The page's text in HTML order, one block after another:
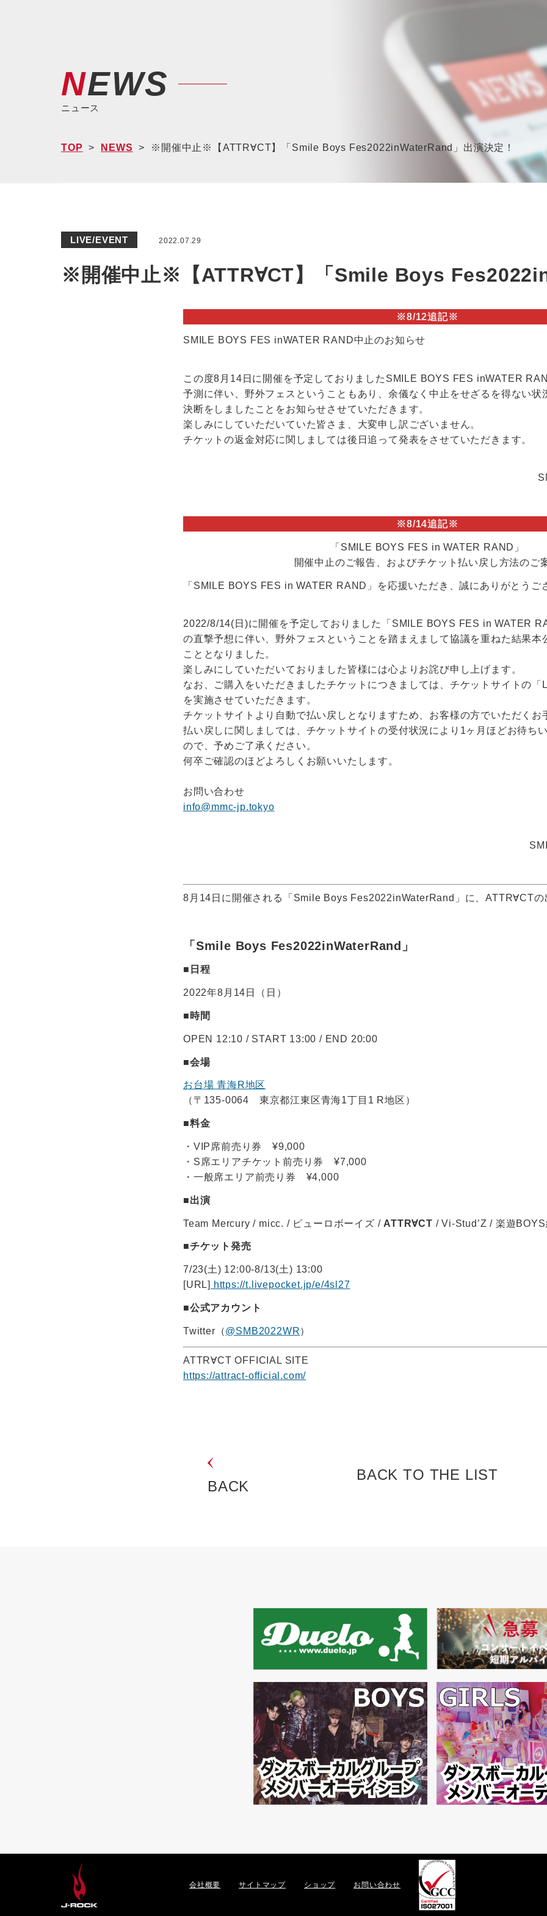
NEWS
ニュース
TOP NEWS ※開催中止※【ATTR∀CT】「Smile Boys Fes2022inWaterRand」出演決定！
LIVE/EVENT 2022.07.29
※開催中止※【ATTR∀CT】「Smile Boys
※8/12追記※
SMILE BOYS FES inWATER RAND中止のお知らせ
この度8月14日に開催を予定しておりましたSMILE BOYS FES inWATER
予測に伴い、野外フェスということもあり、余儀なく中止をせざるを得ない状
決断をしましたことをお知らせさせていただきます。
楽しみにしていただいていた皆さま、大変申し訳ございません。
チケットの返金対応に関しましては後日追って発表をさせていただきます。
※8/14追記※
「SMILE BOYS FES in WATER RAND」
開催中止のご報告、およびチケット払い戻し方法のご
「SMILE BOYS FES in WATER RAND」を応援いただき、誠にありがとうご
2022/8/14(日)に開催を予定しておりました「SMILE BOYS FES in WATER
の直撃予想に伴い、野外フェスということを踏まえまして協議を重ねた結果本
こととなりました。
楽しみにしていただいておりました皆様には心よりお詫び申し上げます。
なお、ご購入をいただきましたチケットにつきましては、チケットサイトの
を実施させていただきます。
チケットサイトより自動で払い戻しとなりますため、お客様の方でいただくお
払い戻しに関しましては、チケットサイトの受付状況により1ヶ月ほどお待ち
ので、予めご了承ください。
何卒ご確認のほどよろしくお願いいたします。
お問い合わせ
info@mmc-jp.tokyo
8月14日に開催される「Smile Boys Fes2022inWaterRand」に、ATTR∀CTの
「Smile Boys Fes2022inWaterRand」
■日程
2022年8月14日（日）
■時間
OPEN 12:10 / START 13:00 / END 20:00
■会場
お台場 青海R地区
（〒135-0064 東京都江東区青海1丁目1 R地区）
■料金
・VIP席前売り券 ¥9,000
・S席エリアチケット前売り券 ¥7,000
・一般席エリア前売り券 ¥4,000
■出演
Team Mercury / micc. / ピューロボーイズ / ATTR∀CT / Vi-Stud’Z / 楽遊
■チケット発売
7/23(土) 12:00-8/13(土) 13:00
[URL] https://t.livepocket.jp/e/4sl27
■公式アカウント
Twitter（@SMB2022WR）
ATTR∀CT OFFICIAL SITE
https://attract-official.com/
BACK
BACK TO THE LIST
会社概要 サイトマップ ショップ お問い合わせ